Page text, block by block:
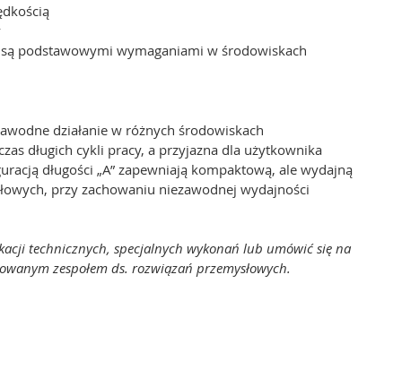
podstawowymi wymaganiami w środowiskach
działanie w różnych środowiskach
długich cykli pracy, a przyjazna dla użytkownika
długości „A” zapewniają kompaktową, ale wydajną
przy zachowaniu niezawodnej wydajności
technicznych, specjalnych wykonań lub umówić się na
zespołem ds. rozwiązań przemysłowych.